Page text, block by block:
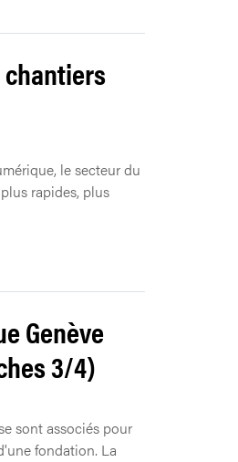
le secteur du
rapides, plus
Genève
3/4)
sont associés pour
fondation. La